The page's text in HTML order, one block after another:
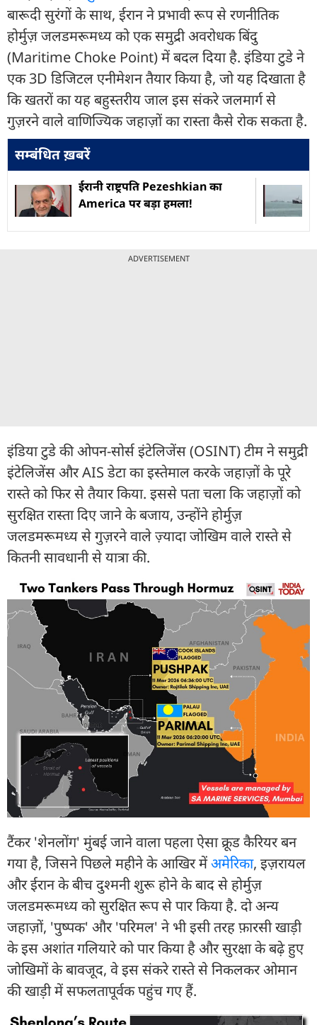
बारूदी सुरंगों के साथ, ईरान ने प्रभावी रूप से रणनीतिक
होर्मुज़ जलडमरूमध्य को एक समुद्री अवरोधक बिंदु
(Maritime Choke Point) में बदल दिया है. इंडिया टुडे ने
एक 3D डिजिटल एनीमेशन तैयार किया है, जो यह दिखाता है
कि खतरों का यह बहुस्तरीय जाल इस संकरे जलमार्ग से
गुज़रने वाले वाणिज्यिक जहाज़ों का रास्ता कैसे रोक सकता है.
सम्बंधित ख़बरें
ईरानी राष्ट्रपति Pezeshkian का
America पर बड़ा हमला!
ADVERTISEMENT
इंडिया टुडे की ओपन-सोर्स इंटेलिजेंस (OSINT) टीम ने समुद्री
इंटेलिजेंस और AIS डेटा का इस्तेमाल करके जहाज़ों के पूरे
रास्ते को फिर से तैयार किया. इससे पता चला कि जहाज़ों को
सुरक्षित रास्ता दिए जाने के बजाय, उन्होंने होर्मुज़
जलडमरूमध्य से गुज़रने वाले ज़्यादा जोखिम वाले रास्ते से
कितनी सावधानी से यात्रा की.
टैंकर 'शेनलोंग' मुंबई जाने वाला पहला ऐसा क्रूड कैरियर बन
गया है, जिसने पिछले महीने के आखिर मेंअमेरिका, इज़रायल
और ईरान के बीच दुश्मनी शुरू होने के बाद से होर्मुज़
जलडमरूमध्य को सुरक्षित रूप से पार किया है. दो अन्य
जहाज़ों, 'पुष्पक' और 'परिमल' ने भी इसी तरह फ़ारसी खाड़ी
के इस अशांत गलियारे को पार किया है और सुरक्षा के बढ़े हुए
जोखिमों के बावजूद, वे इस संकरे रास्ते से निकलकर ओमान
की खाड़ी में सफलतापूर्वक पहुंच गए हैं.